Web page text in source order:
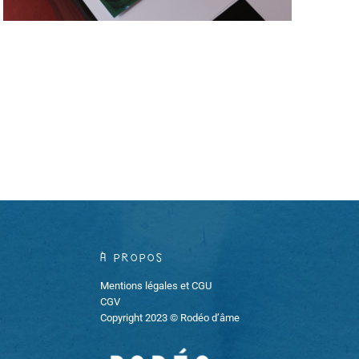
À propos
Mentions légales et CGU
CGV
Copyright 2023 © Rodéo d’âme